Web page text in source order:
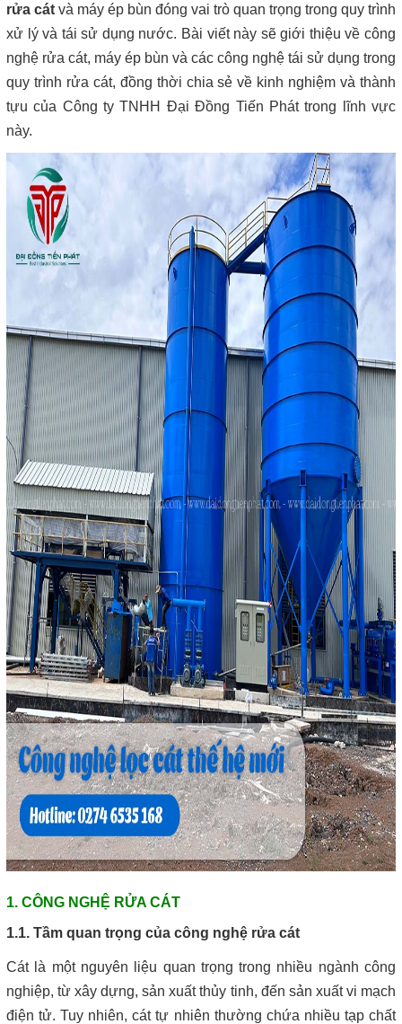
rửa cát và máy ép bùn đóng vai trò quan trọng trong quy trình
xử lý và tái sử dụng nước. Bài viết này sẽ giới thiệu về công
nghệ rửa cát, máy ép bùn và các công nghệ tái sử dụng trong
quy trình rửa cát, đồng thời chia sẻ về kinh nghiệm và thành
tựu của Công ty TNHH Đại Đồng Tiến Phát trong lĩnh vực
này.
1. CÔNG NGHỆ RỬA CÁT
1.1. Tầm quan trọng của công nghệ rửa cát
Cát là một nguyên liệu quan trọng trong nhiều ngành công
nghiệp, từ xây dựng, sản xuất thủy tinh, đến sản xuất vi mạch
điện tử. Tuy nhiên, cát tự nhiên thường chứa nhiều tạp chất